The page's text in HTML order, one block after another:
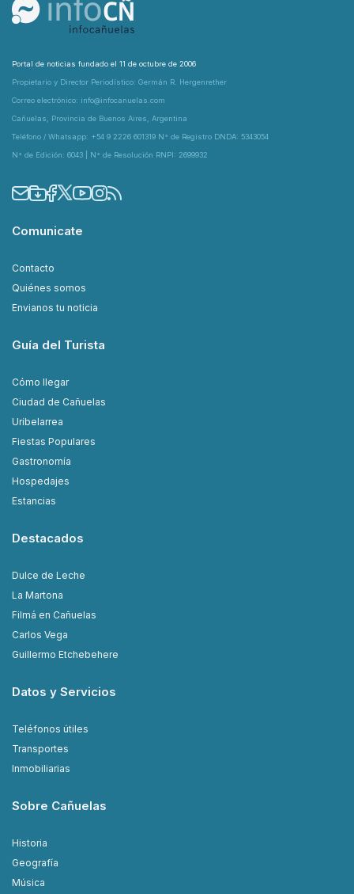
Portal de noticias fundado el 11 de octubre de 2006
Propietario y Director Periodístico: Germán R. Hergenrether
Correo electrónico: info@infocanuelas.com
Cañuelas, Provincia de Buenos Aires, Argentina
Teléfono / Whatsapp: +54 9 2226 601319 N° de Registro DNDA: 5343054
N° de Edición: 6043 | N° de Resolución RNPI: 2699932
Comunicate
Contacto
Quiénes somos
Envianos tu noticia
Guía del Turista
Cómo llegar
Ciudad de Cañuelas
Uribelarrea
Fiestas Populares
Gastronomía
Hospedajes
Estancias
Destacados
Dulce de Leche
La Martona
Filmá en Cañuelas
Carlos Vega
Guillermo Etchebehere
Datos y Servicios
Teléfonos útiles
Transportes
Inmobiliarias
Sobre Cañuelas
Historia
Geografía
Música